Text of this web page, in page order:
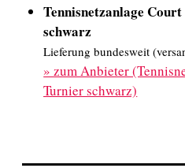
Tennisnetzanlage
schwarz
Lieferung bundesweit
»zum Anbieter
Turnier schwarz)